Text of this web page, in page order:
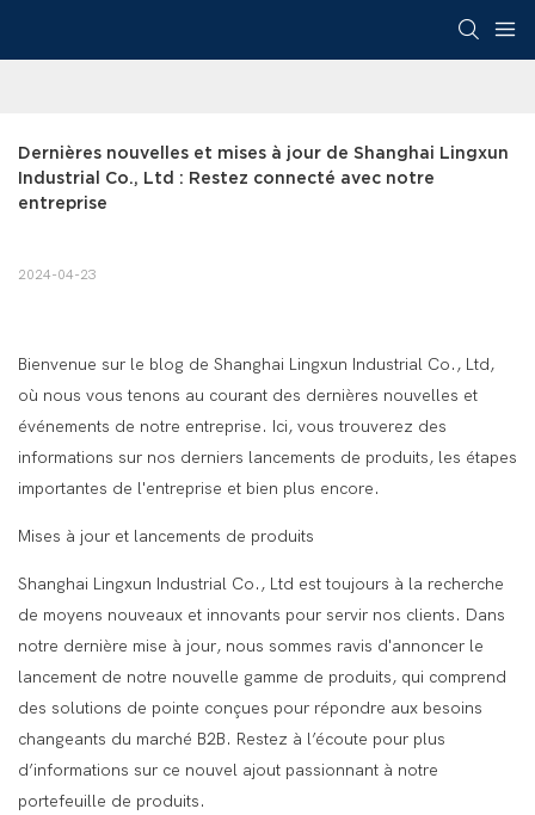
Dernières nouvelles et mises à jour de Shanghai Lingxun
Industrial Co., Ltd : Restez connecté avec notre
entreprise
2024-04-23
Bienvenue sur le blog de Shanghai Lingxun Industrial Co., Ltd,
où nous vous tenons au courant des dernières nouvelles et
événements de notre entreprise. Ici, vous trouverez des
informations sur nos derniers lancements de produits, les étapes
importantes de l'entreprise et bien plus encore.
Mises à jour et lancements de produits
Shanghai Lingxun Industrial Co., Ltd est toujours à la recherche
de moyens nouveaux et innovants pour servir nos clients. Dans
notre dernière mise à jour, nous sommes ravis d'annoncer le
lancement de notre nouvelle gamme de produits, qui comprend
des solutions de pointe conçues pour répondre aux besoins
changeants du marché B2B. Restez à l’écoute pour plus
d’informations sur ce nouvel ajout passionnant à notre
portefeuille de produits.